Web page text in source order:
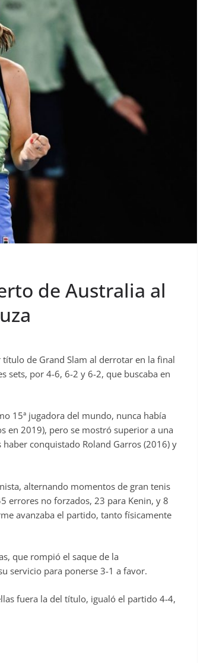
de Australia al
de Grand Slam al derrotar en la final
sets, por 4-6, 6-2 y 6-2, que buscaba en
15ª jugadora del mundo, nunca había
en 2019), pero se mostró superior a una
haber conquistado Roland Garros (2016) y
alternando momentos de gran tenis
errores no forzados, 23 para Kenin, y 8
avanzaba el partido, tanto físicamente
que rompió el saque de la
servicio para ponerse 3-1 a favor.
fuera la del título, igualó el partido 4-4,